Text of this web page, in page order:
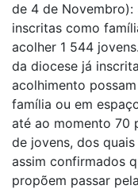
de 4 de
inscritas como
acolher 1 544
da diocese já
acolhimento
família ou em
até ao momento 70
de jovens, dos
assim confirmados
propõem passar